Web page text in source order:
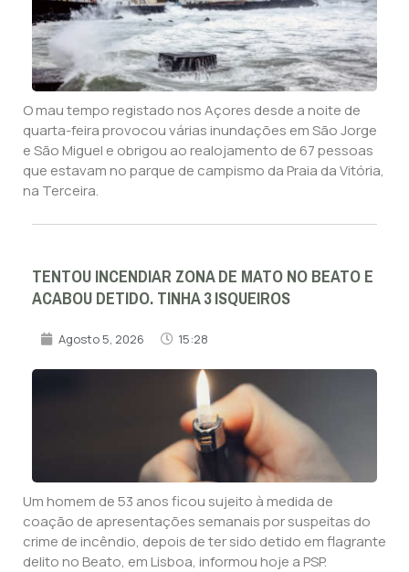
O mau tempo registado nos Açores desde a noite de
quarta-feira provocou várias inundações em São Jorge
e São Miguel e obrigou ao realojamento de 67 pessoas
que estavam no parque de campismo da Praia da Vitória,
na Terceira.
TENTOU INCENDIAR ZONA DE MATO NO BEATO E
ACABOU DETIDO. TINHA 3 ISQUEIROS
Agosto 5, 2026 15:28
Um homem de 53 anos ficou sujeito à medida de
coação de apresentações semanais por suspeitas do
crime de incêndio, depois de ter sido detido em flagrante
delito no Beato, em Lisboa, informou hoje a PSP.